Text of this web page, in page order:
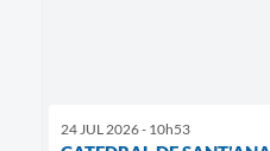
24 JUL 2026 - 10h53